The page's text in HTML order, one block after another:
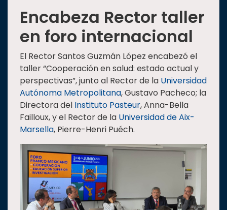
Encabeza Rector taller
en foro internacional
El Rector Santos Guzmán López encabezó el
taller “Cooperación en salud: estado actual y
perspectivas”, junto al Rector de la Universidad
Autónoma Metropolitana, Gustavo Pacheco; la
Directora del Instituto Pasteur, Anna-Bella
Failloux, y el Rector de la Universidad de Aix-
Marsella, Pierre-Henri Puéch.